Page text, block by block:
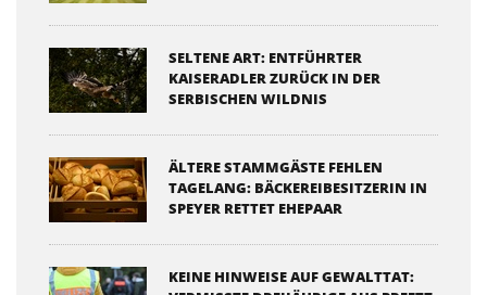
SELTENE ART: ENTFÜHRTER
KAISERADLER ZURÜCK IN DER
SERBISCHEN WILDNIS
ÄLTERE STAMMGÄSTE FEHLEN
TAGELANG: BÄCKEREIBESITZERIN IN
SPEYER RETTET EHEPAAR
KEINE HINWEISE AUF GEWALTTAT: